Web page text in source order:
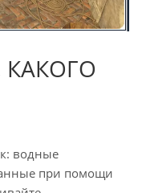
КАКОГО
водные
при помощи